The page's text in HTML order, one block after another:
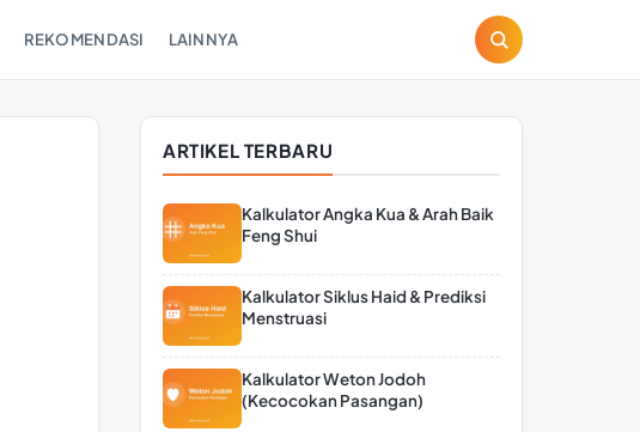
REKOMENDASI LAINNYA
ARTIKEL TERBARU
Kalkulator Angka Kua & Arah Baik
Feng Shui
Kalkulator Siklus Haid & Prediksi
Menstruasi
Kalkulator Weton Jodoh
(Kecocokan Pasangan)